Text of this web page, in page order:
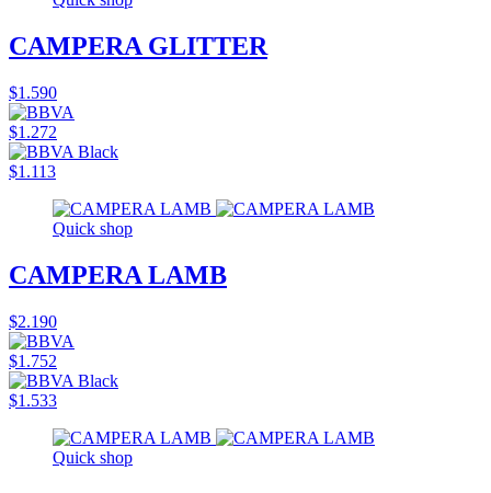
CAMPERA GLITTER
$1.590
$1.272
$1.113
Quick shop
CAMPERA LAMB
$2.190
$1.752
$1.533
Quick shop